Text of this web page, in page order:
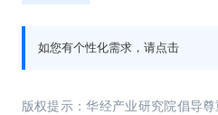
如您有个性化需求，请点击
版权提示：华经产业研究院倡导